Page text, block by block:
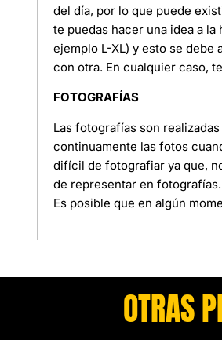
del día, por lo que puede
te puedas hacer una idea a
ejemplo L-XL) y esto se debe
con otra. En cualquier caso,
FOTOGRAFÍAS
Las fotografías son
continuamente las fotos
difícil de fotografiar ya que,
de representar en
Es posible que en algún
OTRAS